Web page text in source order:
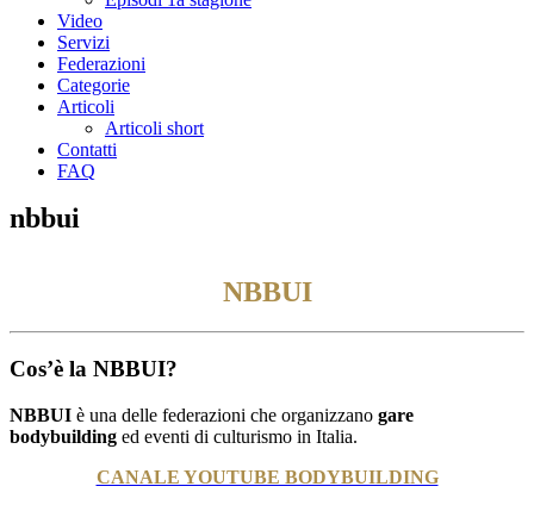
Video
Servizi
Federazioni
Categorie
Articoli
Articoli short
Contatti
FAQ
nbbui
NBBUI
Cos’è la NBBUI?
NBBUI è una delle federazioni che organizzano gare
bodybuilding ed eventi di culturismo in Italia.
CANALE YOUTUBE BODYBUILDING